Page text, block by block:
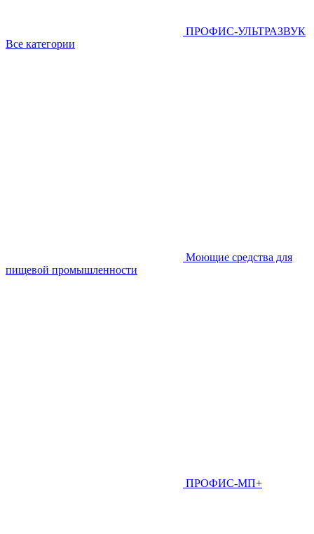
ПРОФИС-УЛЬТРАЗВУК
Все категории
Моющие средства для
пищевой промышленности
ПРОФИС-МП+